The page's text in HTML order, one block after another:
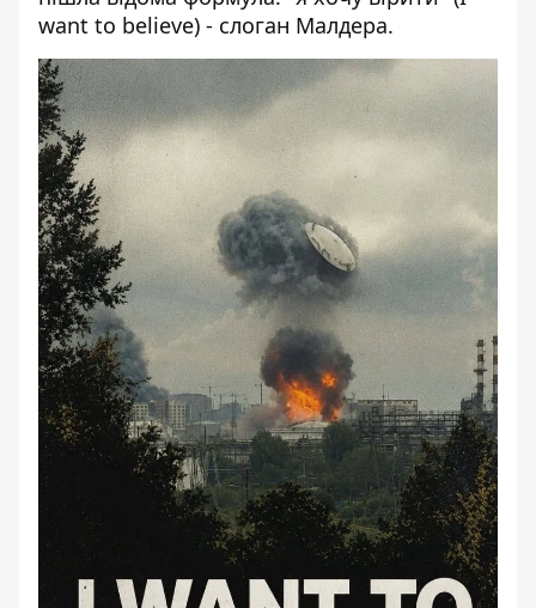
want to believe) - слоган Малдера.